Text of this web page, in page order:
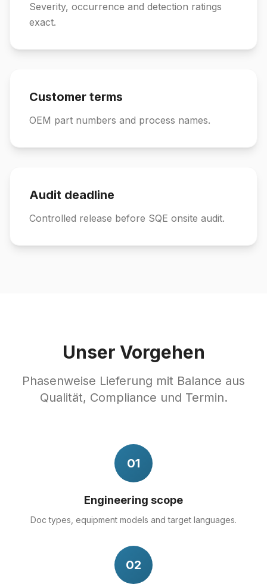
Severity, occurrence and detection ratings
exact.
Customer terms
OEM part numbers and process names.
Audit deadline
Controlled release before SQE onsite audit.
Unser Vorgehen
Phasenweise Lieferung mit Balance aus
Qualität, Compliance und Termin.
01
Engineering scope
Doc types, equipment models and target languages.
02